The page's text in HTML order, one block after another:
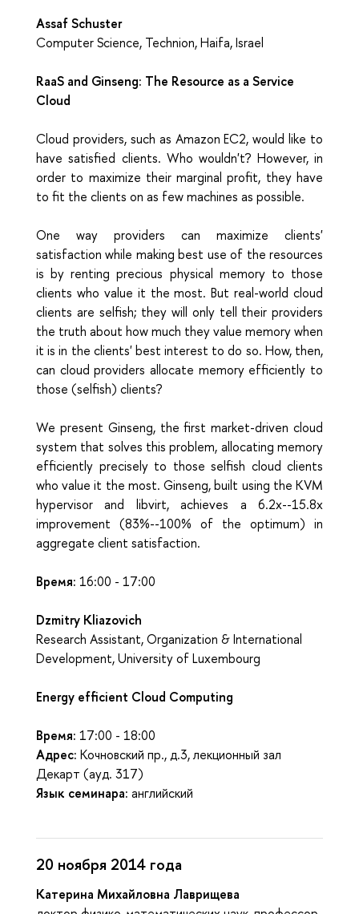
Assaf Schuster
Computer Science, Technion, Haifa, Israel
RaaS and Ginseng: The Resource as a Service
Cloud
Cloud providers, such as Amazon EC2, would like to
have satisfied clients. Who wouldn't? However, in
order to maximize their marginal profit, they have
to fit the clients on as few machines as possible.
One way providers can maximize clients'
satisfaction while making best use of the resources
is by renting precious physical memory to those
clients who value it the most. But real-world cloud
clients are selfish; they will only tell their providers
the truth about how much they value memory when
it is in the clients' best interest to do so. How, then,
can cloud providers allocate memory efficiently to
those (selfish) clients?
We present Ginseng, the first market-driven cloud
system that solves this problem, allocating memory
efficiently precisely to those selfish cloud clients
who value it the most. Ginseng, built using the KVM
hypervisor and libvirt, achieves a 6.2x--15.8x
improvement (83%--100% of the optimum) in
aggregate client satisfaction.
Время: 16:00 - 17:00
Dzmitry Kliazovich
Research Assistant, Organization & International
Development, University of Luxembourg
Energy efficient Cloud Computing
Время: 17:00 - 18:00
Адрес: Кочновский пр., д.3, лекционный зал
Декарт (ауд. 317)
Язык семинара: английский
20 ноября 2014 года
Катерина Михайловна Лаврищева